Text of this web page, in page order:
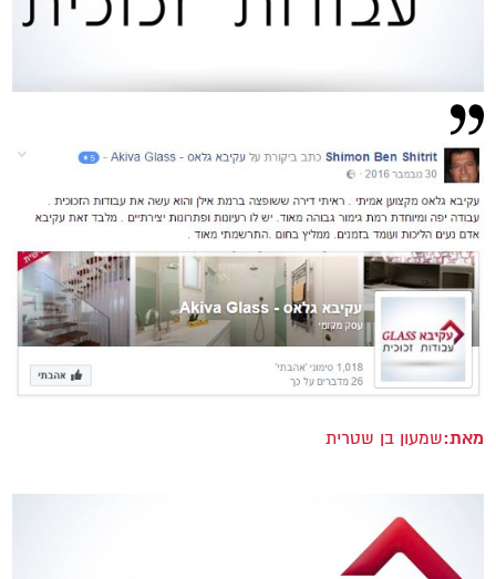
מאת:שמעון בן שטרית